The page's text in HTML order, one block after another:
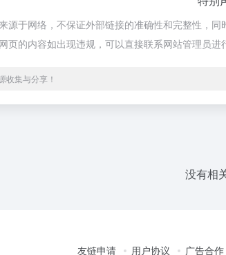
源于网络，不保证外部链接的准确性和完整性，
的内容如出现违规，可以直接联系网站管理员进
收集与分享！
没有相
友链申请 用户协议 广告合作